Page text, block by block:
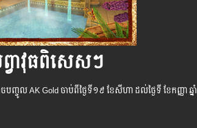
ាវុធ​ពិសេសៗ
បញ្ចូល​ AK Gold ​ចាប់​ពី​ថ្ងៃ​ទី​​១៩ ខែសីហា ​ដល់​​​ថ្ងៃ​ទី ខែ​កញ្ញា ឆ្នាំ​